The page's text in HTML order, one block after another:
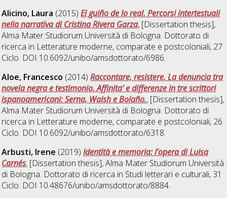
Alicino, Laura (2015)El guiño de lo real. Percorsi intertestuali
nella narrativa di Cristina Rivera Garza, [Dissertation thesis],
Alma Mater Studiorum Università di Bologna. Dottorato di
ricerca in Letterature moderne, comparate e postcoloniali, 27
Ciclo. DOI 10.6092/unibo/amsdottorato/6986.
Aloe, Francesco (2014)Raccontare, resistere. La denuncia tra
novela negra e testimonio. Affinita' e differenze in tre scrittori
ispanoamericani: Serna, Walsh e Bolaño., [Dissertation thesis],
Alma Mater Studiorum Università di Bologna. Dottorato di
ricerca in Letterature moderne, comparate e postcoloniali, 26
Ciclo. DOI 10.6092/unibo/amsdottorato/6318.
Arbusti, Irene (2019)Identità e memoria: l'opera di Luisa
Carnés, [Dissertation thesis], Alma Mater Studiorum Università
di Bologna. Dottorato di ricerca in Studi letterari e culturali, 31
Ciclo. DOI 10.48676/unibo/amsdottorato/8884.